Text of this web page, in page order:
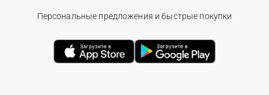
Персональные предложения и быстрые покупки